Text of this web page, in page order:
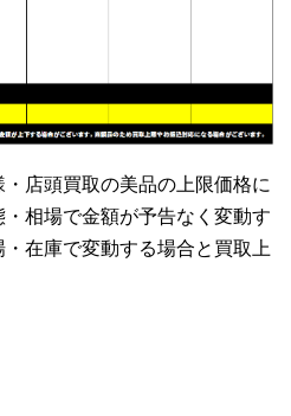
店頭買取の美品の上限価格に
相場で金額が予告なく変動す
在庫で変動する場合と買取上